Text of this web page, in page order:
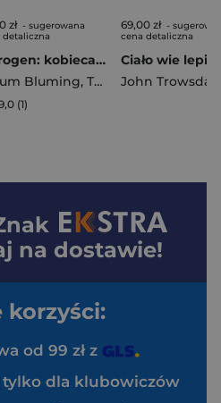
zł - sugerowana
detaliczna
Estrogen: kobieca siła. Dlaczego hormonalna terapia menopauzalna chroni zdrowie, wydłuża życie i dodaje sił
Bluming, Tavris Carol
(1)
69,00 zł -
cena detaliczna
John
na dostawie!
korzyści:
od 99 zł z
dla klubowiczów